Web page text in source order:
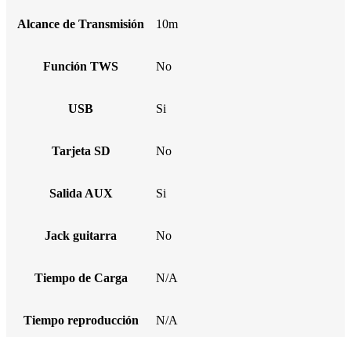
Alcance de Transmisión 10m
Función TWS No
USB Si
Tarjeta SD No
Salida AUX Si
Jack guitarra No
Tiempo de Carga N/A
Tiempo reproducción N/A